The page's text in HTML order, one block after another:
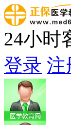
24小时
登录 注